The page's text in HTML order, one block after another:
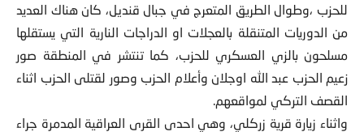
للحزب ،وطوال الطريق المتعرج في جبال قنديل، كان هناك العديد
من الدوريات المتنقلة بالعجلات او الدراجات النارية التي يستقلها
مسلحون بالزي العسكري للحزب، كما تنتشر في المنطقة صور
زعيم الحزب عبد الله اوجلان وأعلام الحزب وصور لقتلى الحزب اثناء
القصف التركي لمواقعهم.
واثناء زيارة قرية زركلي، وهي احدى القرى العراقية المدمرة جراء